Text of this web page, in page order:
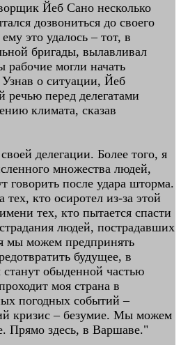
Йеб Сано несколько
дозвониться до своего
это удалось – тот, в
бригады, вылавливал
могли начать
о ситуации, Йеб
перед делегатами
климата, сказав
делегации. Более того, я
множества людей,
говорить после удара шторма.
кто осиротел из-за этой
тех, кто пытается спасти
людей, пострадавших
мы можем предпринять
будущее, в
обыденной частью
моя страна в
погодных событий –
кризис – безумие. Мы можем
Прямо здесь, в Варшаве."